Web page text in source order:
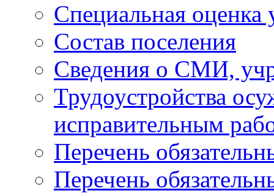
Специальная оценка
Состав поселения
Сведения о СМИ,
Трудоустройства
исправительным
Перечень
Перечень